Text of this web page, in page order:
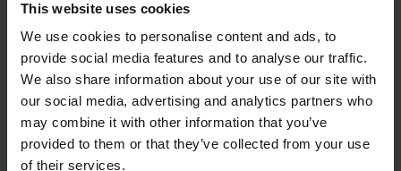
This website uses cookies
We use cookies to personalise content and ads, to
provide social media features and to analyse our traffic.
We also share information about your use of our site with
our social media, advertising and analytics partners who
may combine it with other information that you’ve
provided to them or that they’ve collected from your use
of their services.
Die Vorteile
Das Lösungsportfolio von Roam Technology
ermöglicht unseren Kunden die Nutzung von
Produkten mit einer Vielzahl von Vorteilen wie
Wirksam